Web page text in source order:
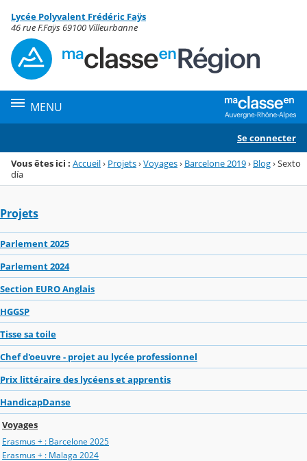
Menu de la rubrique
Contenu
Lycée Polyvalent Frédéric Faÿs
46 rue F.Faÿs 69100 Villeurbanne
MENU
Se connecter
Vous êtes ici : Accueil› Projets›Voyages› Barcelone 2019› Blog›Sexto
día
Projets
Parlement 2025
Parlement 2024
Section EURO Anglais
HGGSP
Tisse sa toile
Chef d'oeuvre - projet au lycée professionnel
Prix littéraire des lycéens et apprentis
HandicapDanse
Voyages
Erasmus + : Barcelone 2025
Erasmus + : Malaga 2024